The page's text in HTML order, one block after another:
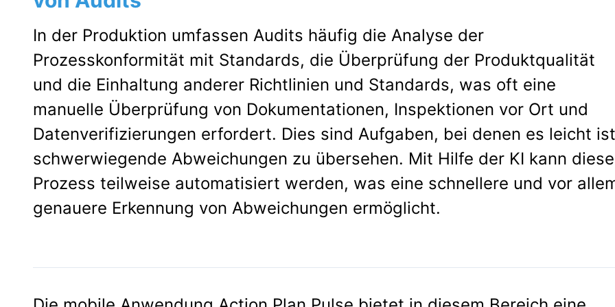
In der Produktion umfassen Audits häufig die Analyse der
Prozesskonformität mit Standards, die Überprüfung der Produktqualität
und die Einhaltung anderer Richtlinien und Standards, was oft eine
manuelle Überprüfung von Dokumentationen, Inspektionen vor Ort und
Datenverifizierungen erfordert. Dies sind Aufgaben, bei denen es leicht
schwerwiegende Abweichungen zu übersehen. Mit Hilfe der KI kann
Prozess teilweise automatisiert werden, was eine schnellere und vor
genauere Erkennung von Abweichungen ermöglicht.